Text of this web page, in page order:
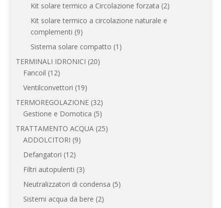
prodotti
Kit solare termico a Circolazione forzata 22
Kit solare termico a circolazione naturale e
complementi 99
prodotti
Sistema solare compatto 1 1
TERMINALI IDRONICI 2020
Fancoil 1212
prodotti
Ventilconvettori 1919
prodotti
TERMOREGOLAZIONE 3232
prodotti
Gestione e Domotica 55
prodotti
TRATTAMENTO ACQUA 2525
ADDOLCITORI 99
Defangatori 1212
prodotti
Filtri autopulenti 33
prodotti
Neutralizzatori di condensa 55
Sistemi acqua da bere 22